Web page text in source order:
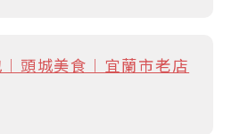
頭城美食︱宜蘭市老店